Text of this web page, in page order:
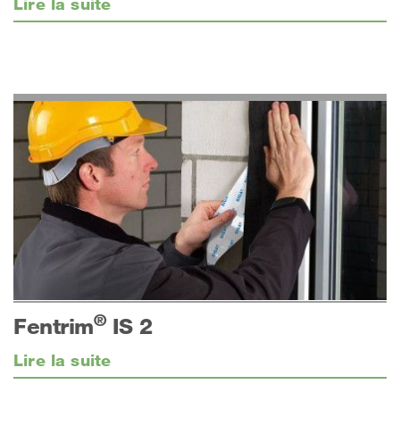
Lire la suite
Fentrim®IS 2
Lire la suite